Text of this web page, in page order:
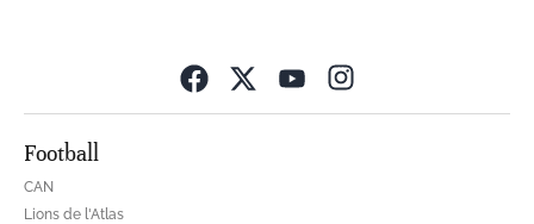
Football
CAN
Lions de l'Atlas